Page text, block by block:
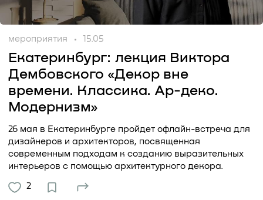
мероприятия 15.05
Екатеринбург: лекция Виктора
Дембовского «Декор вне
времени. Классика. Ар-деко.
Модернизм»
26 мая в Екатеринбурге пройдет офлайн-встреча для
дизайнеров и архитекторов, посвященная
современным подходам к созданию выразительных
интерьеров с помощью архитектурного декора.
2